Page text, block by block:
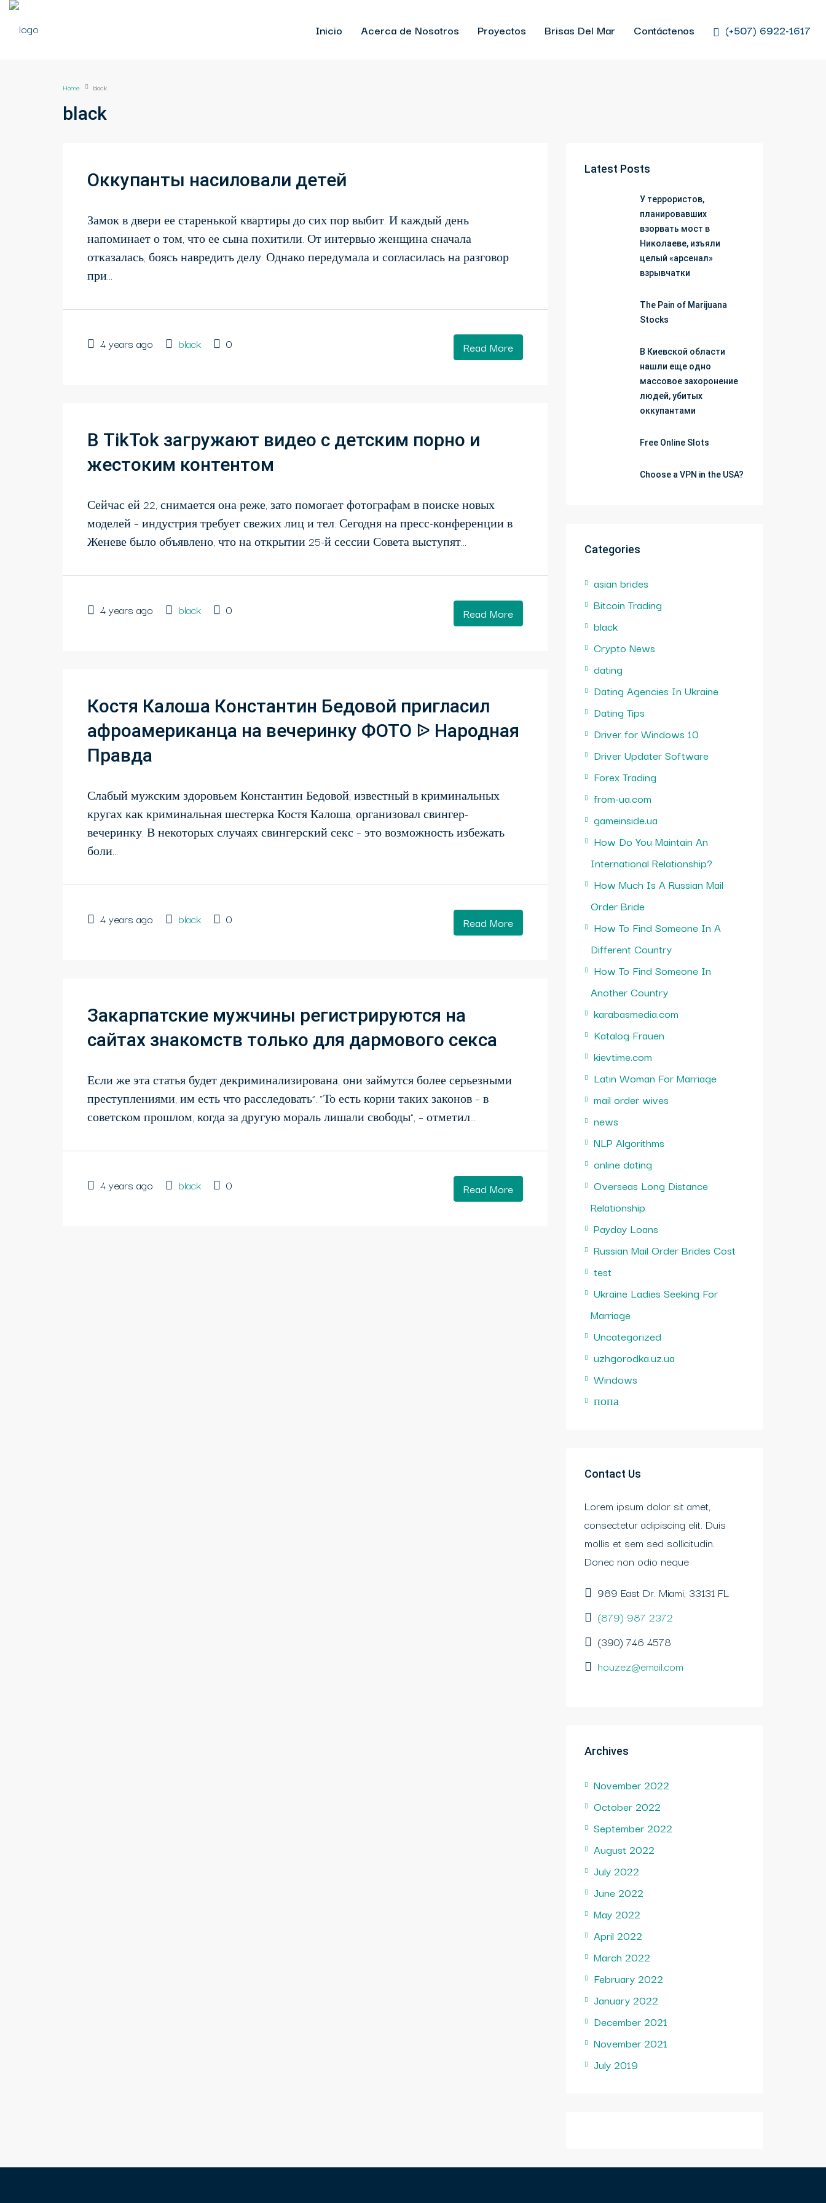
Inicio Acerca de Nosotros Proyectos Brisas Del Mar Contáctenos (+507) 6922-1617
Home black
black
Оккупанты насиловали детей
Замок в двери ее старенькой квартиры до сих пор выбит. И каждый день
напоминает о том, что ее сына похитили. От интервью женщина сначала
отказалась, боясь навредить делу. Однако передумала и согласилась на разговор
при...
4 years ago black 0 Read More
В TikTok загружают видео с детским порно и
жестоким контентом
Сейчас ей 22, снимается она реже, зато помогает фотографам в поиске новых
моделей – индустрия требует свежих лиц и тел. Сегодня на пресс-конференции в
Женеве было объявлено, что на открытии 25-й сессии Совета выступят...
4 years ago black 0 Read More
Костя Калоша Константин Бедовой пригласил
афроамериканца на вечеринку ФОТО ᐉ Народная
Правда
Слабый мужским здоровьем Константин Бедовой, известный в криминальных
кругах как криминальная шестерка Костя Калоша, организовал свингер-
вечеринку. В некоторых случаях свингерский секс – это возможность избежать
боли...
4 years ago black 0 Read More
Закарпатские мужчины регистрируются на
сайтах знакомств только для дармового секса
Если же эта статья будет декриминализирована, они займутся более серьезными
преступлениями, им есть что расследовать”. “То есть корни таких законов – в
советском прошлом, когда за другую мораль лишали свободы”, – отметил...
4 years ago black 0 Read More
Latest Posts
У террористов,
планировавших
взорвать мост в
Николаеве, изъяли
целый «арсенал»
взрывчатки
The Pain of Marijuana
Stocks
В Киевской области
нашли еще одно
массовое захоронение
людей, убитых
оккупантами
Free Online Slots
Choose a VPN in the USA?
Categories
asian brides
Bitcoin Trading
black
Crypto News
dating
Dating Agencies In Ukraine
Dating Tips
Driver for Windows 10
Driver Updater Software
Forex Trading
from-ua.com
gameinside.ua
How Do You Maintain An
International Relationship?
How Much Is A Russian Mail
Order Bride
How To Find Someone In A
Different Country
How To Find Someone In
Another Country
karabasmedia.com
Katalog Frauen
kievtime.com
Latin Woman For Marriage
mail order wives
news
NLP Algorithms
online dating
Overseas Long Distance
Relationship
Payday Loans
Russian Mail Order Brides Cost
test
Ukraine Ladies Seeking For
Marriage
Uncategorized
uzhgorodka.uz.ua
Windows
попа
Contact Us
Lorem ipsum dolor sit amet,
consectetur adipiscing elit. Duis
mollis et sem sed sollicitudin.
Donec non odio neque
989 East Dr. Miami, 33131 FL
(879) 987 2372
(390) 746 4578
houzez@email.com
Archives
November 2022
October 2022
September 2022
August 2022
July 2022
June 2022
May 2022
April 2022
March 2022
February 2022
January 2022
December 2021
November 2021
July 2019